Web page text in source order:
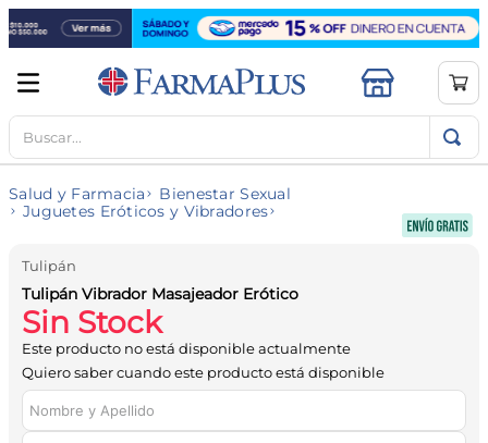
Buscar...
Salud y Farmacia
Bienestar Sexual
Juguetes Eróticos y Vibradores
Tulipán
Tulipán Vibrador Masajeador Erótico
Sin Stock
Este producto no está disponible actualmente
Quiero saber cuando este producto está disponible
TÉRMINOS MÁS BUSCADOS
1.
mela b3
2.
cerave limpieza
5.
shampoo
6.
proteina
7.
ibuprofeno
8.
vitamina c